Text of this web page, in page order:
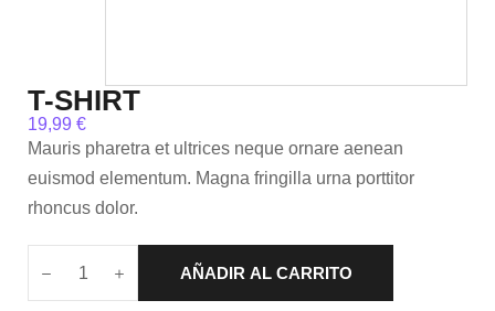
T-SHIRT
19,99 €
Mauris pharetra et ultrices neque ornare aenean
euismod elementum. Magna fringilla urna porttitor
rhoncus dolor.
AÑADIR AL CARRITO